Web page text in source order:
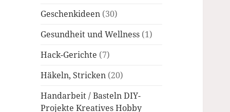
Geschenkideen (30)
Gesundheit und Wellness (1)
Hack-Gerichte (7)
Häkeln, Stricken (20)
Handarbeit / Basteln DIY-
Projekte Kreatives Hobby